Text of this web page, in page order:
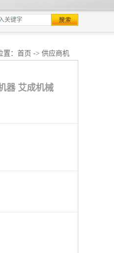
置： 首页 -> 供应商机
器 艾成机械